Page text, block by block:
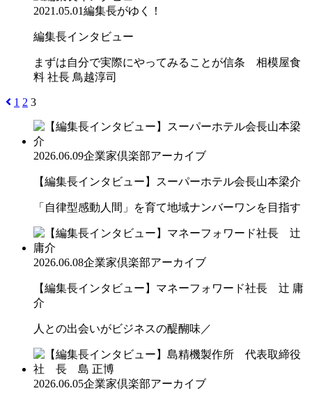
2021.05.01編集長がゆく！
編集長インタビュー
まずは自分で実際にやってみることが信条 相模屋食
料 社長 鳥越淳司
1 2 3
2026.06.09企業家倶楽部アーカイブ
【編集長インタビュー】スーパーホテル会長山本梁介
「自律型感動人間」を育て地域ナンバーワンを目指す
2026.06.08企業家倶楽部アーカイブ
【編集長インタビュー】マネーフォワード社長 辻 庸
介
人との出会いがビジネスの醍醐味／
2026.06.05企業家倶楽部アーカイブ